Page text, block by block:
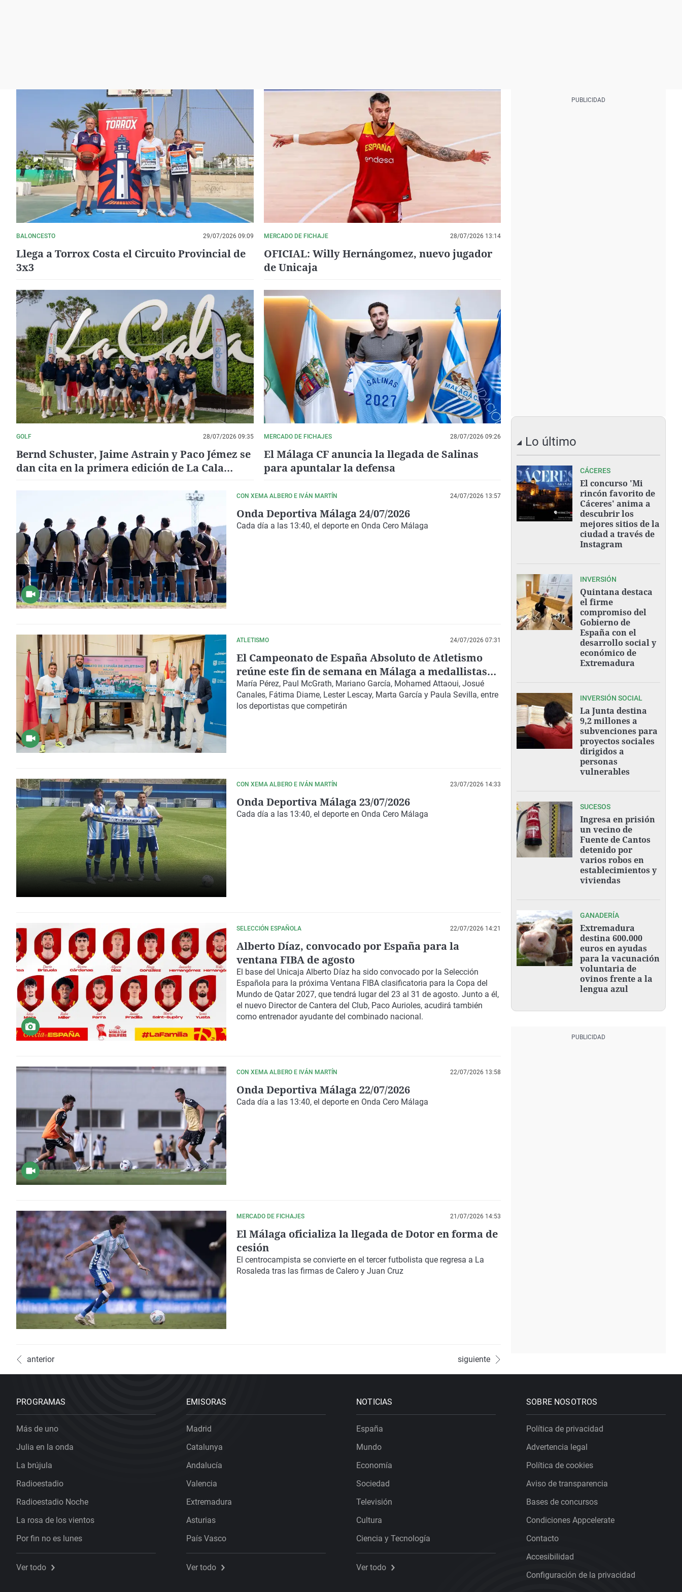
BALONCESTO 29/07/2026 09:09
Llega a Torrox Costa el Circuito Provincial de
3x3
MERCADO DE FICHAJE 28/07/2026 13:14
OFICIAL: Willy Hernángomez, nuevo jugador
de Unicaja
GOLF 28/07/2026 09:35
Bernd Schuster, Jaime Astrain y Paco Jémez se
dan cita en la primera edición de La Cala
MERCADO DE FICHAJES 28/07/2026 09:26
El Málaga CF anuncia la llegada de Salinas
para apuntalar la defensa
CON XEMA ALBERO E IVÁN MARTÍN 24/07/2026 13:57
Onda Deportiva Málaga 24/07/2026
Cada día a las 13:40, el deporte en Onda Cero Málaga
ATLETISMO 24/07/2026 07:31
El Campeonato de España Absoluto de Atletismo
reúne este fin de semana en Málaga a medallistas
olímpicos, mundiales y europeos
María Pérez, Paul McGrath, Mariano García, Mohamed Attaoui, Josué
Canales, Fátima Diame, Lester Lescay, Marta García y Paula Sevilla, entre
los deportistas que competirán
CON XEMA ALBERO E IVÁN MARTÍN 23/07/2026 14:33
Onda Deportiva Málaga 23/07/2026
Cada día a las 13:40, el deporte en Onda Cero Málaga
SELECCIÓN ESPAÑOLA 22/07/2026 14:21
Alberto Díaz, convocado por España para la
ventana FIBA de agosto
El base del Unicaja Alberto Díaz ha sido convocado por la Selección
Española para la próxima Ventana FIBA clasificatoria para la Copa del
Mundo de Qatar 2027, que tendrá lugar del 23 al 31 de agosto. Junto a él,
el nuevo Director de Cantera del Club, Paco Aurioles, acudirá también
como entrenador ayudante del combinado nacional.
CON XEMA ALBERO E IVÁN MARTÍN 22/07/2026 13:58
Onda Deportiva Málaga 22/07/2026
Cada día a las 13:40, el deporte en Onda Cero Málaga
MERCADO DE FICHAJES 21/07/2026 14:53
El Málaga oficializa la llegada de Dotor en forma de
cesión
El centrocampista se convierte en el tercer futbolista que regresa a La
Rosaleda tras las firmas de Calero y Juan Cruz
anterior siguiente
Lo último
CÁCERES
El concurso 'Mi
rincón favorito de
Cáceres' anima a
descubrir los
mejores sitios de la
ciudad a través de
Instagram
INVERSIÓN
Quintana destaca
el firme
compromiso del
Gobierno de
España con el
desarrollo social y
económico de
Extremadura
INVERSIÓN SOCIAL
La Junta destina
9,2 millones a
subvenciones para
proyectos sociales
dirigidos a
personas
vulnerables
SUCESOS
Ingresa en prisión
un vecino de
Fuente de Cantos
detenido por
varios robos en
establecimientos y
viviendas
GANADERÍA
Extremadura
destina 600.000
euros en ayudas
para la vacunación
voluntaria de
ovinos frente a la
lengua azul
PROGRAMAS
Más de uno
Julia en la onda
La brújula
Radioestadio
Radioestadio Noche
La rosa de los vientos
Por fin no es lunes
Ver todo
EMISORAS
Madrid
Catalunya
Andalucía
Valencia
Extremadura
Asturias
País Vasco
Ver todo
NOTICIAS
España
Mundo
Economía
Sociedad
Televisión
Cultura
Ciencia y Tecnología
Ver todo
SOBRE NOSOTROS
Política de privacidad
Advertencia legal
Política de cookies
Aviso de transparencia
Bases de concursos
Condiciones Appcelerate
Contacto
Accesibilidad
Configuración de la privacidad